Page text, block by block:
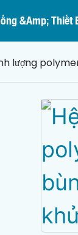
&amp; Thiết
lượng